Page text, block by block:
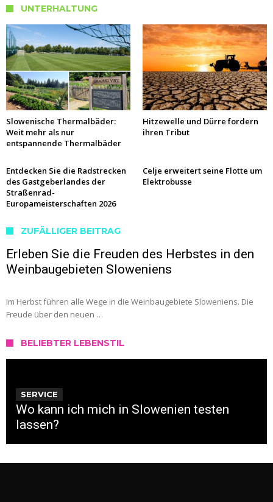
UNTERHALTUNG
Slowenische Thermalbäder:
Weit mehr als nur
entspannende Thermalbäder
Hitzewelle und Dürre fordern
ihren Tribut
Entdecken Sie die Radstrecken
des Gastgeberlandes der
Straßenrad-
Europameisterschaften 2026
Celje erweitert seine Flotte um
Elektrobusse
ZUFÄLLIGER BEITRAG
Erleben Sie die Freuden des Herbstes in den
Weinbaugebieten Sloweniens
Im Herbst führen alle Wege in die Weinbaugebiete Sloweniens. Die
Freude über den neuen …
BELIEBTER LEBENSTIL
SERVICE
Wo kann ich mich in Slowenien testen
lassen?